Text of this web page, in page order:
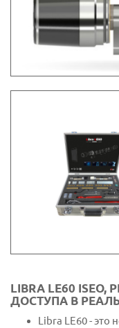
LIBRA LE60
ДОСТУПА В
Libra LE60 -